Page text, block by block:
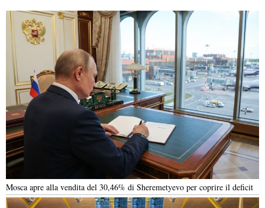
Mosca apre alla vendita del 30,46% di Sheremetyevo per coprire il deficit